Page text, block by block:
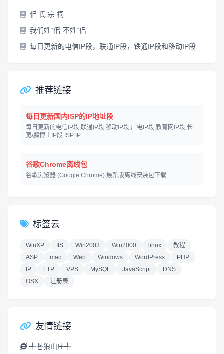
佀 氏 宗 祠
我们姓“佀”不姓“侣”
每日更新的电信IP段，联通IP段，铁通IP段和移动IP段
推荐链接
每日更新国内ISP的IP地址段
每日更新的电信IP段,联通IP段,移动IP段,广电IP段,教育网IP段,长
宽/鹏博士IP段 ISP IP.
谷歌Chrome离线包
谷歌浏览器 (Google Chrome) 最新版离线安装包下载
标签云
WinXP IIS Win2003 Win2000 linux
教程
ASP
mac Web Windows WordPress
PHP
IP
FTP VPS MySQL JavaScript
DNS
OSX
注册表
友情链接
╃苍狼山庄╃